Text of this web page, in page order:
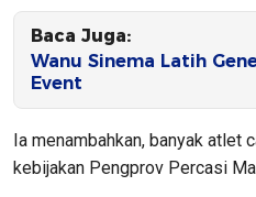
Baca Juga:
Wanu Sinema Latih
Event
Ia menambahkan, banyak atlet
kebijakan Pengprov Percasi